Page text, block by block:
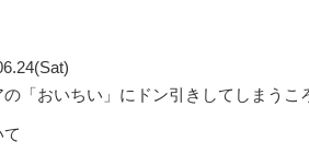
の「おいちい」にドン引きしてしまう